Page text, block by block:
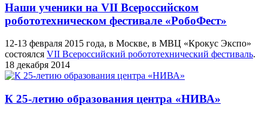
Наши ученики на VII Всероссийском
робототехническом фестивале «РобоФест»
12-13 февраля 2015 года, в Москве, в МВЦ «Крокус Экспо»
состоялся VII Всероссийский робототехнический фестиваль.
18 декабря 2014
К 25-летию образования центра «НИВА»